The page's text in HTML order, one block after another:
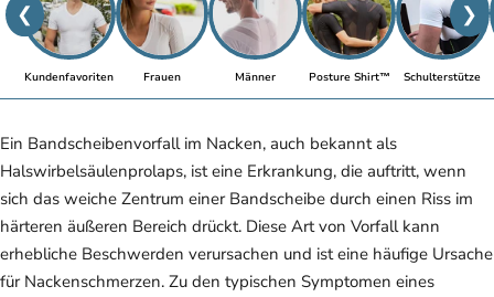
❮ ❯
Kundenfavoriten Frauen Männer Posture Shirt™ Schulterstütze
Ein Bandscheibenvorfall im Nacken, auch bekannt als
Halswirbelsäulenprolaps, ist eine Erkrankung, die auftritt, wenn
sich das weiche Zentrum einer Bandscheibe durch einen Riss im
härteren äußeren Bereich drückt. Diese Art von Vorfall kann
erhebliche Beschwerden verursachen und ist eine häufige Ursache
für Nackenschmerzen. Zu den typischen Symptomen eines